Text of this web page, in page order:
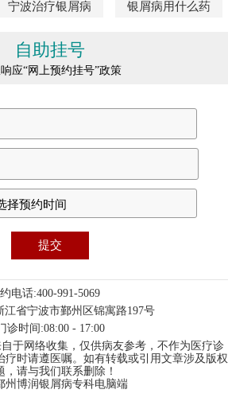
宁波治疗银屑病 银屑病用什么药
自助挂号
应“网上预约挂号”政策
电话:400-991-5069
江省宁波市鄞州区锦寓路197号
诊时间:08:00 - 17:00
于网络收集，仅供病友参考，不作为医疗诊
疗时请遵医嘱。如有转载或引用文章涉及版权
，请与我们联系删除！
州博润银屑病专科电脑端